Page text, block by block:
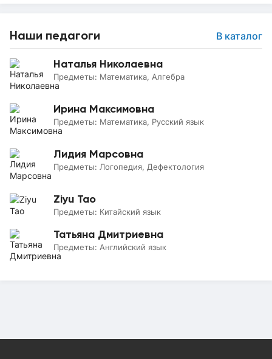
Наши педагоги В каталог
Наталья Николаевна
Предметы: Математика, Алгебра
Ирина Максимовна
Предметы: Математика, Русский язык
Лидия Марсовна
Предметы: Логопедия, Дефектология
Ziyu Tao
Предметы: Китайский язык
Татьяна Дмитриевна
Предметы: Английский язык